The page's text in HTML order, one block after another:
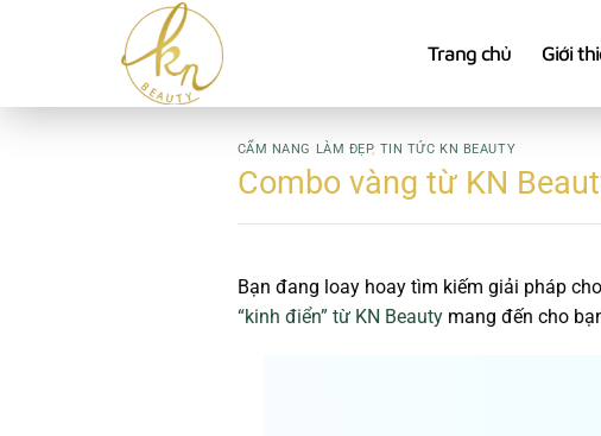
dung
Trang chủ Giới
CẨM NANG LÀM ĐẸP, TIN TỨC KN BEAUTY
Combo vàng từ KN
Bạn đang loay hoay tìm kiếm giải pháp
“kinh điển” từ KN Beautymang đến cho